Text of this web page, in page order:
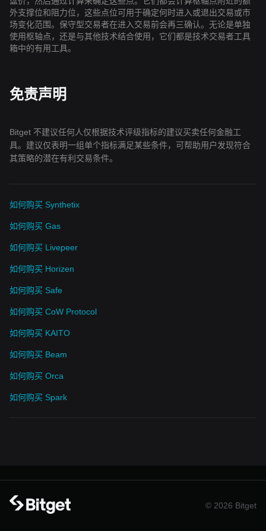
外支撑位和阻力位，这些点位可用于确定何时进入或退出交易或市
场变化范围。保守型交易者在进入交易前会再三确认。无论是单独
使用枢轴点，还是与其他技术结合使用，它们都是技术交易者工具
箱中的有用工具。
免责声明
Bitget 不建议任何人仅根据技术评级指标的建议买卖任何金融工
具。建议仅表明一组单个指标满足某些条件，可帮助用户发现符合
其策略的潜在有利交易条件。
如何购买 Synthetix
如何购买 Gas
如何购买 Livepeer
如何购买 Horizen
如何购买 Safe
如何购买 CoW Protocol
如何购买 KAITO
如何购买 Beam
如何购买 Orca
如何购买 Spark
© 2026 Bitget